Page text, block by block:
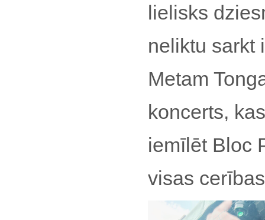
lielisks
neliktu sarkt
Metam
koncerts,
iemīlēt Bloc
visas